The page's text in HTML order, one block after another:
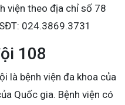
viện theo địa chỉ số 78
024.3869.3731
108
là bệnh viện đa khoa của
Quốc gia. Bệnh viện có